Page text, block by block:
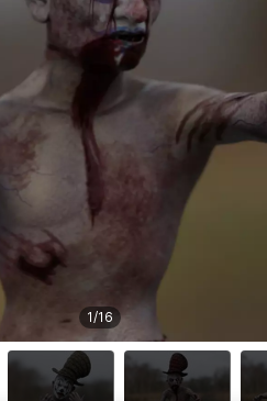
1/16